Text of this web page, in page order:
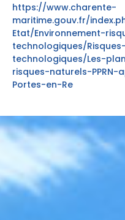
https://www.charente-
maritime.gouv.fr/
Etat/Environnement-
technologiques/
technologiques/Les-
risques-naturels-
Portes-en-Re